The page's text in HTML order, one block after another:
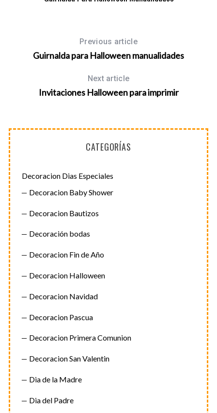
Previous article
Guirnalda para Halloween manualidades
Next article
Invitaciones Halloween para imprimir
CATEGORÍAS
Decoracion Dias Especiales
Decoracion Baby Shower
Decoracion Bautizos
Decoración bodas
Decoracion Fin de Año
Decoracion Halloween
Decoracion Navidad
Decoracion Pascua
Decoracion Primera Comunion
Decoracion San Valentin
Dia de la Madre
Dia del Padre
e
r
r